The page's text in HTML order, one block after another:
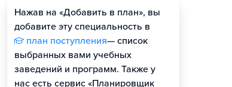
Нажав на «Добавить в план», вы
добавите эту специальность в
план поступления— список
выбранных вами учебных
заведений и программ. Также у
нас есть сервис «Планировщик